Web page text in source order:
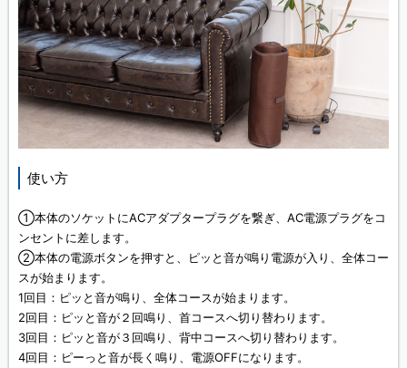
使い方
①本体のソケットにACアダプタープラグを繋ぎ、AC電源プラグをコ
ンセントに差します。
②本体の電源ボタンを押すと、ピッと音が鳴り電源が入り、全体コー
スが始まります。
1回目：ピッと音が鳴り、全体コースが始まります。
2回目：ピッと音が２回鳴り、首コースへ切り替わります。
3回目：ピッと音が３回鳴り、背中コースへ切り替わります。
4回目：ピーっと音が長く鳴り、電源OFFになります。